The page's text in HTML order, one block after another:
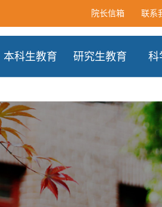
院长信箱 联系
本科生教育 研究生教育 科